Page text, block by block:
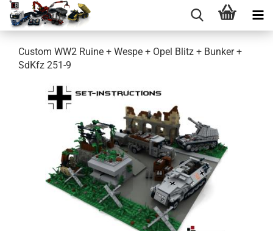
Custom WW2 Ruine + Wespe + Opel Blitz + Bunker +
SdKfz 251-9